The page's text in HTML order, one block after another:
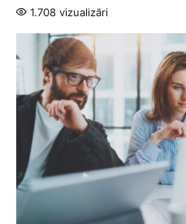
1.708 vizualizări